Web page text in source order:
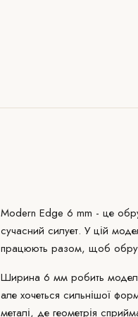
Modern Edge 6 mm - це
сучасний силует. У цій
працюють разом, щоб
Ширина 6 мм робить модель
але хочеться сильнішої
металі, де геометрія